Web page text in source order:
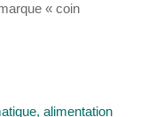
« coin